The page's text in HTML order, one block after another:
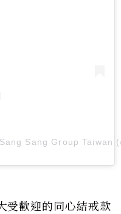
Sang Group Taiwan
受歡迎的同心結戒款